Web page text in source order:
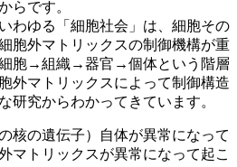
らです。
わゆる「細胞社会」は、細胞その
胞外マトリックスの制御機構が重
胞→組織→器官→個体という階層
外マトリックスによって制御構造
研究からわかってきています。
核の遺伝子）自体が異常になって
マトリックスが異常になって起こ